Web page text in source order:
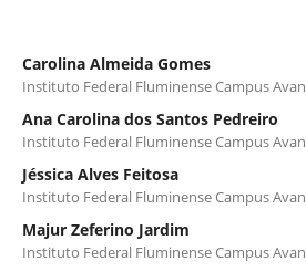
Carolina Almeida Gomes
Instituto Federal Fluminense Campus
Ana Carolina dos Santos Pedreiro
Instituto Federal Fluminense Campus
Jéssica Alves Feitosa
Instituto Federal Fluminense Campus
Majur Zeferino Jardim
Instituto Federal Fluminense Campus